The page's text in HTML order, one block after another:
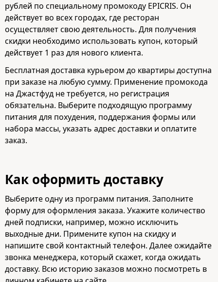
рублей по специальному промокоду EPICRIS. Он
действует во всех городах, где ресторан
осуществляет свою деятельность. Для получения
скидки необходимо использовать купон, который
действует 1 раз для нового клиента.
Бесплатная доставка курьером до квартиры доступна
при заказе на любую сумму. Применение промокода
на Джастфуд не требуется, но регистрация
обязательна. Выберите подходящую программу
питания для похудения, поддержания формы или
набора массы, указать адрес доставки и оплатите
заказ.
Как оформить доставку
Выберите одну из программ питания. Заполните
форму для оформления заказа. Укажите количество
дней подписки, например, можно исключить
выходные дни. Примените купон на скидку и
напишите свой контактный телефон. Далее ожидайте
звонка менеджера, который скажет, когда ожидать
доставку. Всю историю заказов можно посмотреть в